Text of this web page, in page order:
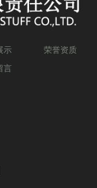
示
荣誉资质
言